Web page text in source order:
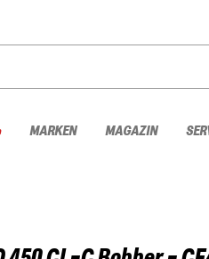
MARKEN MAGAZIN